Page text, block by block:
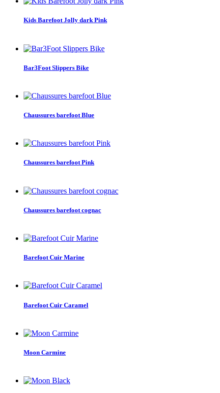
Kids Barefoot Jolly dark Pink
Bar3Foot Slippers Bike
Chaussures barefoot Blue
Chaussures barefoot Pink
Chaussures barefoot cognac
Barefoot Cuir Marine
Barefoot Cuir Caramel
Moon Carmine